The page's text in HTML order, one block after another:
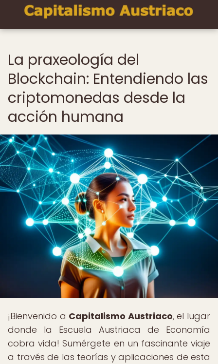
La praxeología del
Blockchain: Entendiendo las
criptomonedas desde la
acción humana
¡Bienvenido a Capitalismo Austriaco, el lugar
donde la Escuela Austriaca de Economía
cobra vida! Sumérgete en un fascinante viaje
a través de las teorías y aplicaciones de esta